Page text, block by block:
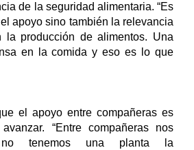
de la seguridad alimentaria. “Es
apoyo sino también la relevancia
la producción de alimentos. Una
en la comida y eso es lo que
el apoyo entre compañeras es
“Entre compañeras nos
tenemos una planta la